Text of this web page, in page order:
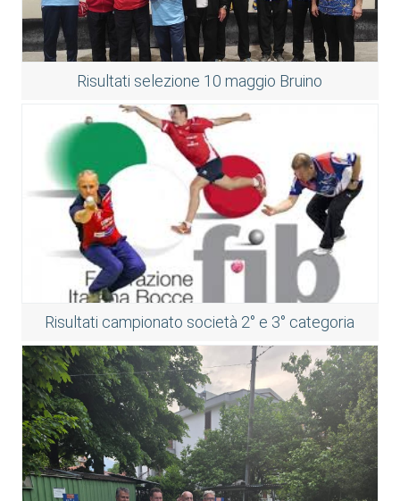
Risultati selezione 10 maggio Bruino
Risultati campionato società 2° e 3° categoria